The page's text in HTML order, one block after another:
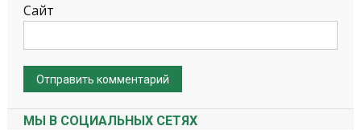
Сайт
МЫ В СОЦИАЛЬНЫХ СЕТЯХ